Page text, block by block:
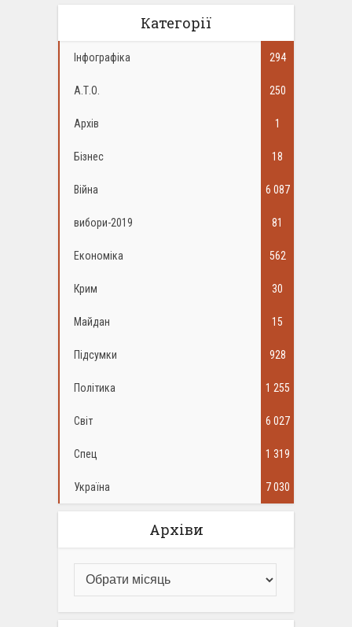
Категорії
Інфографіка 294
А.Т.О. 250
Архів 1
Бізнес 18
Війна 6 087
вибори-2019 81
Економіка 562
Крим 30
Майдан 15
Підсумки 928
Політика 1 255
Світ 6 027
Спец 1 319
Україна 7 030
Архіви